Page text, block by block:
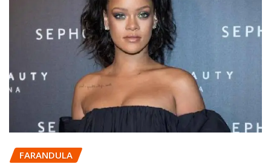
FARANDULA